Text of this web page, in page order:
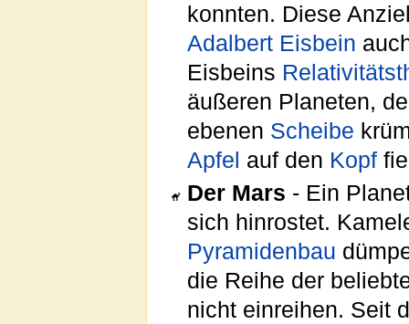
konnten. Diese
Adalbert Eisbein
Eisbeins
äußeren Planeten,
ebenen Scheibe
Apfel auf den Kopf
Der Mars - Ein
sich hinrostet.
Pyramidenbau
die Reihe der
nicht einreihen. Seit